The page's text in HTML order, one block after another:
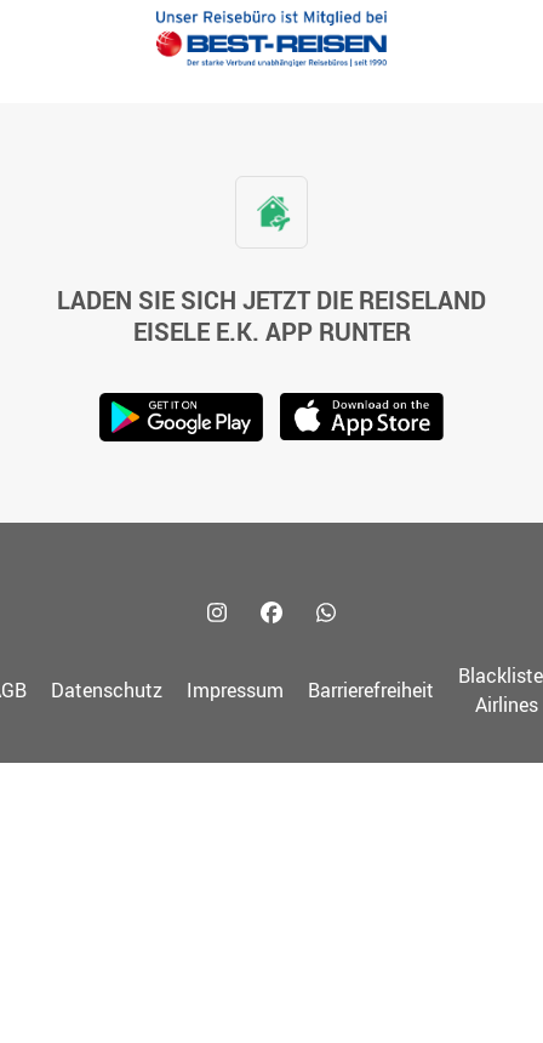
LADEN SIE SICH JETZT DIE REISELAND
EISELE E.K. APP RUNTER
Datenschutz Impressum Barrierefreiheit
Airlines